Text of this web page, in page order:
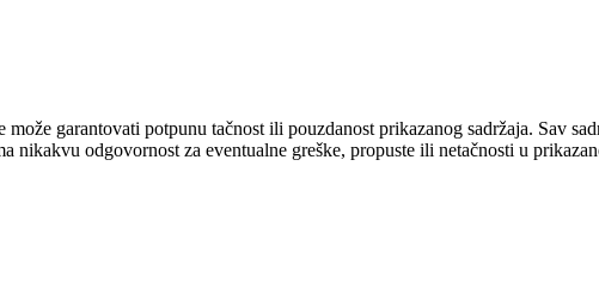
garantovati potpunu tačnost ili pouzdanost prikazanog sadržaja. Sav
nikakvu odgovornost za eventualne greške, propuste ili netačnosti u